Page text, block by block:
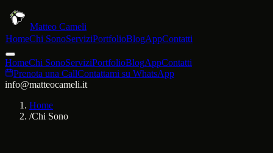
Matteo Cameli
HomeChi SonoServiziPortfolioBlogAppContatti
HomeChi SonoServiziPortfolioBlogAppContatti
Prenota una CallContattami su WhatsApp
info@matteocameli.it
Home
/Chi Sono